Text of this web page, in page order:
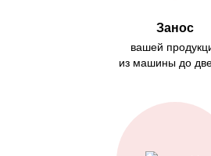
Занос
вашей
из машины до